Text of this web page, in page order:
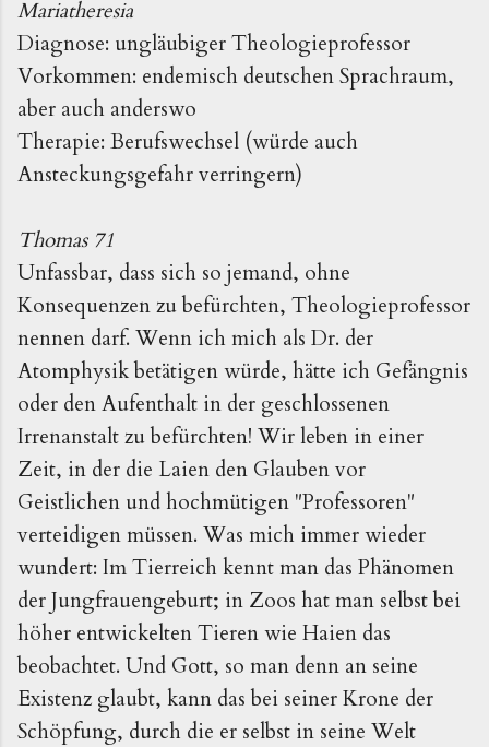
Mariatheresia
Diagnose: ungläubiger Theologieprofessor
Vorkommen: endemisch deutschen Sprachraum,
aber auch anderswo
Therapie: Berufswechsel (würde auch
Ansteckungsgefahr verringern)
Thomas 71
Unfassbar, dass sich so jemand, ohne
Konsequenzen zu befürchten, Theologieprofessor
nennen darf. Wenn ich mich als Dr. der
Atomphysik betätigen würde, hätte ich Gefängnis
oder den Aufenthalt in der geschlossenen
Irrenanstalt zu befürchten! Wir leben in einer
Zeit, in der die Laien den Glauben vor
Geistlichen und hochmütigen "Professoren"
verteidigen müssen. Was mich immer wieder
wundert: Im Tierreich kennt man das Phänomen
der Jungfrauengeburt; in Zoos hat man selbst bei
höher entwickelten Tieren wie Haien das
beobachtet. Und Gott, so man denn an seine
Existenz glaubt, kann das bei seiner Krone der
Schöpfung, durch die er selbst in seine Welt